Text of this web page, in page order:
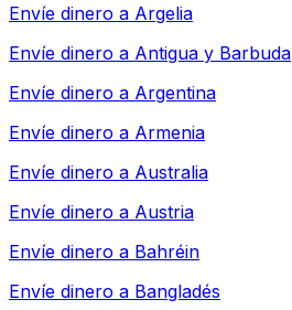
Envíe dinero a Argelia
Envíe dinero a Antigua y Barbuda
Envíe dinero a Argentina
Envíe dinero a Armenia
Envíe dinero a Australia
Envíe dinero a Austria
Envíe dinero a Bahréin
Envíe dinero a Bangladés